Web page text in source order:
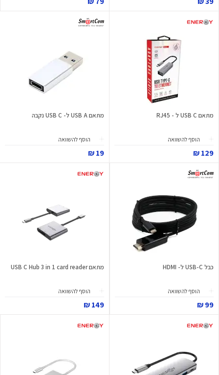
מתאם USB C ל - RJ45
הוסף להשוואה
129 ₪
מתאם USB A ל- USB C נקבה
הוסף להשוואה
19 ₪
כבל USB-C ל- HDMI
הוסף להשוואה
99 ₪
מתאם USB C Hub 3 in 1 card reader
הוסף להשוואה
149 ₪